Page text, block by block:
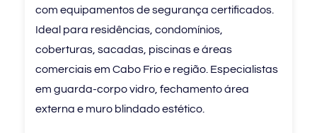
com equipamentos de segurança certificados.
Ideal para residências, condomínios,
coberturas, sacadas, piscinas e áreas
comerciais em Cabo Frio e região. Especialistas
em guarda-corpo vidro, fechamento área
externa e muro blindado estético.